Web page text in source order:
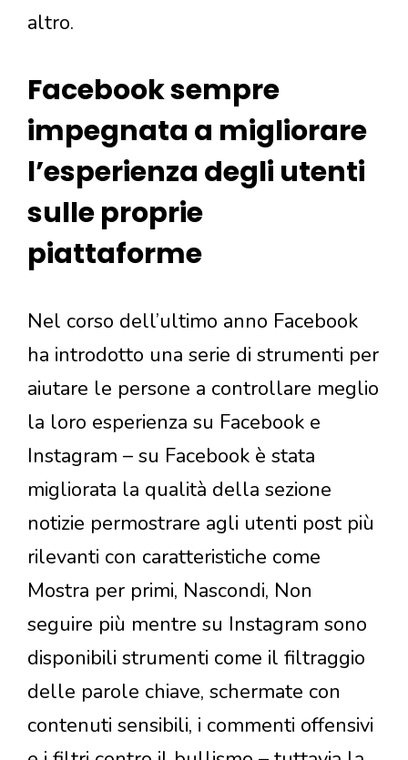
altro.
Facebook sempre
impegnata a migliorare
l’esperienza degli utenti
sulle proprie
piattaforme
Nel corso dell’ultimo anno Facebook
ha introdotto una serie di strumenti per
aiutare le persone a controllare meglio
la loro esperienza su Facebook e
Instagram – su Facebook è stata
migliorata la qualità della sezione
notizie permostrare agli utenti post più
rilevanti con caratteristiche come
Mostra per primi, Nascondi, Non
seguire più mentre su Instagram sono
disponibili strumenti come il filtraggio
delle parole chiave, schermate con
contenuti sensibili, i commenti offensivi